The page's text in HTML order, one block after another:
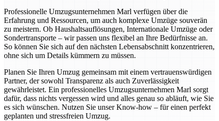
Professionelle Umzugsunternehmen Marl verfügen über die
Erfahrung und Ressourcen, um auch komplexe Umzüge souverän
zu meistern. Ob Haushaltsauflösungen, Internationale Umzüge oder
Sondertransporte – wir passen uns flexibel an Ihre Bedürfnisse an.
So können Sie sich auf den nächsten Lebensabschnitt konzentrieren,
ohne sich um Details kümmern zu müssen.
Planen Sie Ihren Umzug gemeinsam mit einem vertrauenswürdigen
Partner, der sowohl Transparenz als auch Zuverlässigkeit
gewährleistet. Ein professionelles Umzugsunternehmen Marl sorgt
dafür, dass nichts vergessen wird und alles genau so abläuft, wie Sie
es sich wünschen. Nutzen Sie unser Know-how – für einen perfekt
geplanten und stressfreien Umzug.